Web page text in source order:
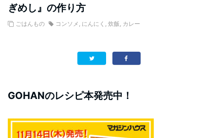
ぎめし』の作り方
ごはんもの コンソメ , にんにく , 炊飯, カレー
GOHANのレシピ本発売中！